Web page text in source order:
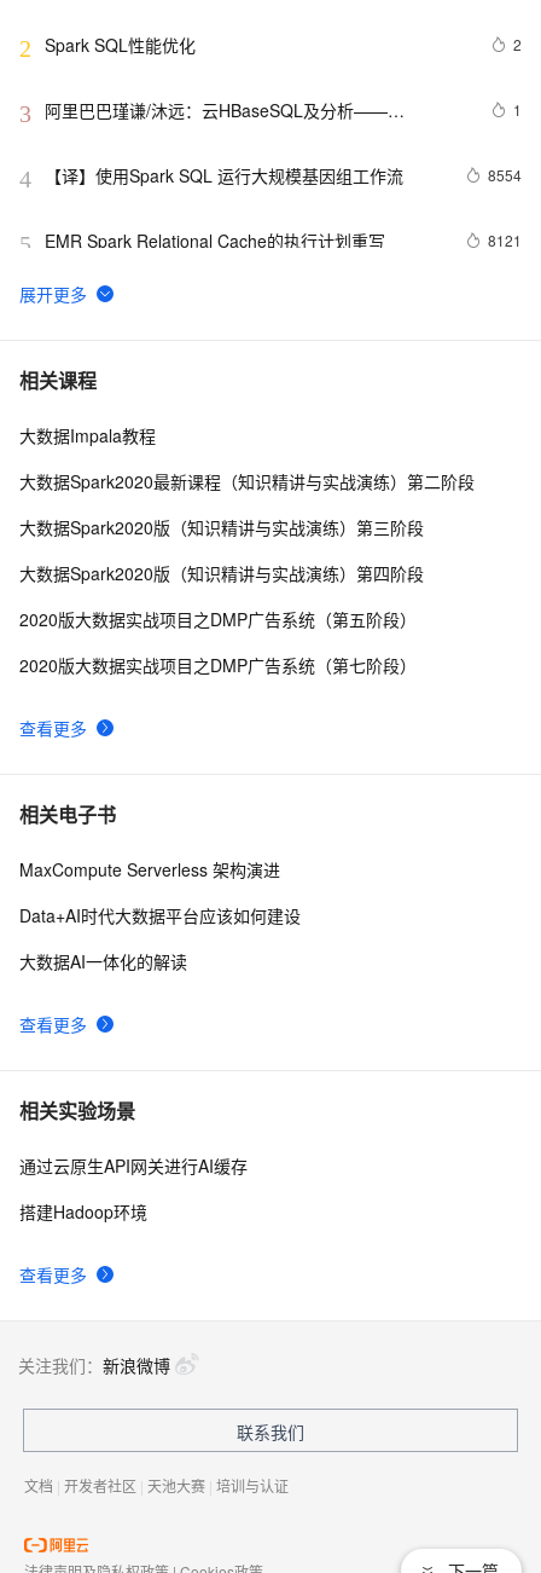
2 Spark SQL性能优化 2
3
阿里巴巴瑾谦/沐远：云HBaseSQL及分析——
1
4 【译】使用Spark SQL 运行大规模基因组工作流 8554
5 EMR Spark Relational Cache的执行计划重写 8121
6
10月17日Spark社区直播【Tablestore Spark Streaming
7 查看spark是否有僵尸进程，有的话，先杀掉。可以使
8 Spark DAGScheduler中stage转换成TaskSet的过程
10简化 TensorFlow 和 Spark 互操作性的问题：LinkedIn
相关课程
查看更多
大数据Impala教程
大数据Spark2020最新课程（知识精讲与实战演练）第二阶段
大数据Spark2020版（知识精讲与实战演练）第三阶段
大数据Spark2020版（知识精讲与实战演练）第四阶段
2020版大数据实战项目之DMP广告系统（第五阶段）
2020版大数据实战项目之DMP广告系统（第七阶段）
相关电子书
查看更多
MaxCompute Serverless 架构演进
Data+AI时代大数据平台应该如何建设
大数据AI一体化的解读
相关实验场景
查看更多
通过云原生API网关进行AI缓存
搭建Hadoop环境
关注我们： 新浪微博
联系我们
文档 | 开发者社区 | 天池大赛 | 培训与认证